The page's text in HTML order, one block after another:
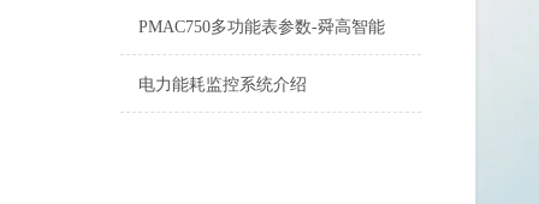
PMAC750多功能表参数-舜高智能
电力能耗监控系统介绍